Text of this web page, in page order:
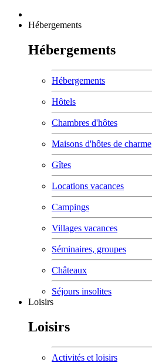
Hébergements
Hébergements
Hébergements
Hôtels
Chambres d'hôtes
Maisons d'hôtes de charme
Gîtes
Locations vacances
Campings
Villages vacances
Séminaires, groupes
Châteaux
Séjours insolites
Loisirs
Loisirs
Activités et loisirs